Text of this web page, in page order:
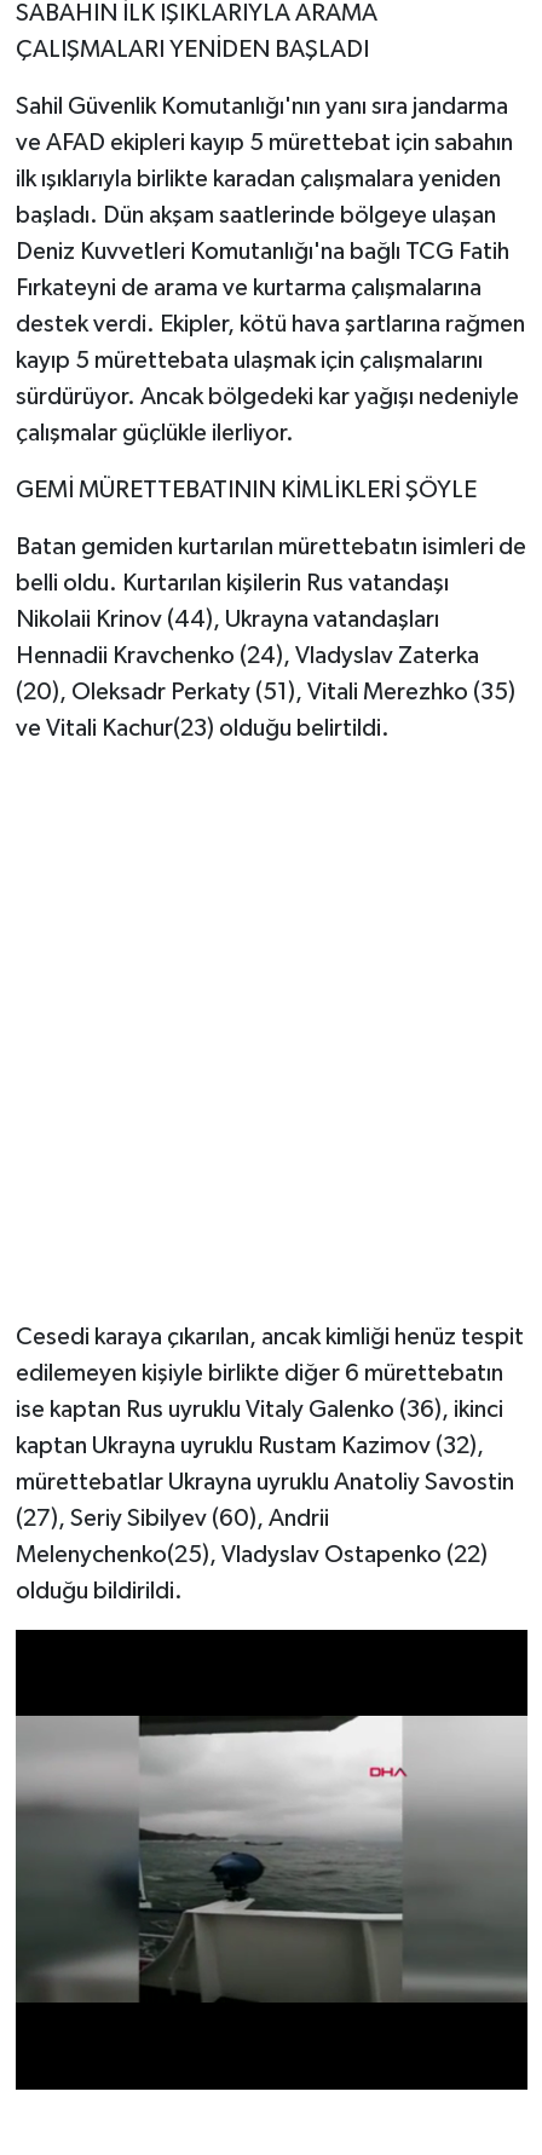
SABAHIN İLK IŞIKLARIYLA ARAMA
ÇALIŞMALARI YENİDEN BAŞLADI
Sahil Güvenlik Komutanlığı'nın yanı sıra jandarma
ve AFAD ekipleri kayıp 5 mürettebat için sabahın
ilk ışıklarıyla birlikte karadan çalışmalara yeniden
başladı. Dün akşam saatlerinde bölgeye ulaşan
Deniz Kuvvetleri Komutanlığı'na bağlı TCG Fatih
Fırkateyni de arama ve kurtarma çalışmalarına
destek verdi. Ekipler, kötü hava şartlarına rağmen
kayıp 5 mürettebata ulaşmak için çalışmalarını
sürdürüyor. Ancak bölgedeki kar yağışı nedeniyle
çalışmalar güçlükle ilerliyor.
GEMİ MÜRETTEBATININ KİMLİKLERİ ŞÖYLE
Batan gemiden kurtarılan mürettebatın isimleri de
belli oldu. Kurtarılan kişilerin Rus vatandaşı
Nikolaii Krinov (44), Ukrayna vatandaşları
Hennadii Kravchenko (24), Vladyslav Zaterka
(20), Oleksadr Perkaty (51), Vitali Merezhko (35)
ve Vitali Kachur(23) olduğu belirtildi.
Cesedi karaya çıkarılan, ancak kimliği henüz tespit
edilemeyen kişiyle birlikte diğer 6 mürettebatın
ise kaptan Rus uyruklu Vitaly Galenko (36), ikinci
kaptan Ukrayna uyruklu Rustam Kazimov (32),
mürettebatlar Ukrayna uyruklu Anatoliy Savostin
(27), Seriy Sibilyev (60), Andrii
Melenychenko(25), Vladyslav Ostapenko (22)
olduğu bildirildi.